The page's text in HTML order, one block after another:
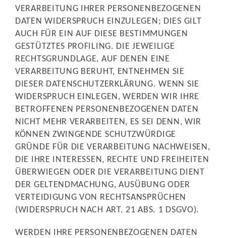
VERARBEITUNG IHRER PERSONENBEZOGENEN
DATEN WIDERSPRUCH EINZULEGEN; DIES GILT
AUCH FÜR EIN AUF DIESE BESTIMMUNGEN
GESTÜTZTES PROFILING. DIE JEWEILIGE
RECHTSGRUNDLAGE, AUF DENEN EINE
VERARBEITUNG BERUHT, ENTNEHMEN SIE
DIESER DATENSCHUTZERKLÄRUNG. WENN SIE
WIDERSPRUCH EINLEGEN, WERDEN WIR IHRE
BETROFFENEN PERSONENBEZOGENEN DATEN
NICHT MEHR VERARBEITEN, ES SEI DENN, WIR
KÖNNEN ZWINGENDE SCHUTZWÜRDIGE
GRÜNDE FÜR DIE VERARBEITUNG NACHWEISEN,
DIE IHRE INTERESSEN, RECHTE UND FREIHEITEN
ÜBERWIEGEN ODER DIE VERARBEITUNG DIENT
DER GELTENDMACHUNG, AUSÜBUNG ODER
VERTEIDIGUNG VON RECHTSANSPRÜCHEN
(WIDERSPRUCH NACH ART. 21 ABS. 1 DSGVO).
WERDEN IHRE PERSONENBEZOGENEN DATEN